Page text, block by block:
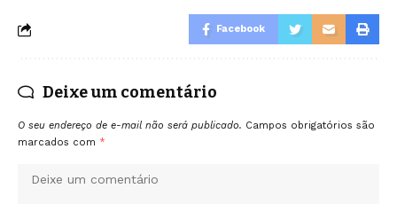
Facebook
Deixe um comentário
O seu endereço de e-mail não será publicado. Campos obrigatórios são
marcados com *